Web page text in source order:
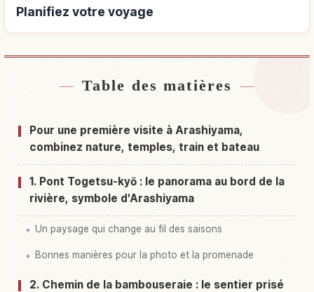
Planifiez votre voyage
Trouver un hébergement↗
Trouver des activités↗
Table des matières
Pour une première visite à Arashiyama,
combinez nature, temples, train et bateau
1. Pont Togetsu-kyō : le panorama au bord de la
rivière, symbole d'Arashiyama
Un paysage qui change au fil des saisons
Bonnes manières pour la photo et la promenade
2. Chemin de la bambouseraie : le sentier prisé